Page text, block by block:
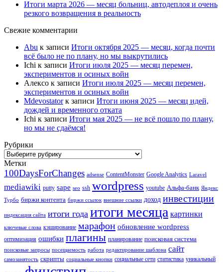
Итоги марта 2026 — месяц больниц, автодеплоя и очень
резкого возвращения в реальность
Свежие комментарии
Abu к записи Итоги октября 2025 — месяц, когда почти
всё было не по плану, но мы выкрутились
Ichi к записи Итоги июля 2025 — месяц перемен,
экспериментов и осиных войн
Алексо к записи Итоги июля 2025 — месяц перемен,
экспериментов и осиных войн
Mdevostatorк записи Итоги июня 2025 — месяц идей,
дождей и временного отката
Ichi к записи Итоги мая 2025 — не всё пошло по плану,
но мы не сдаёмся!
Рубрики
Рубрики
Метки
100DaysForChanges adsense ContentMonster Google Analytics Laravel
mediawiki putty sape seo ssh wordpress youtube Альфа-банк Яндекс
Турбо биржи контента биржи ссылок внешние ссылки доход инвестиции
индексация сайта итоги года итоги месяца картинки
ключевые слова кэширование марафон обновление wordpress
оптимизация ошибки плагины планирование поисковая система
поисковые запросы посещаемость работа редактирование шаблона сайт
самозанятость скрипты социальные кнопки социальные сети статистика уникальный